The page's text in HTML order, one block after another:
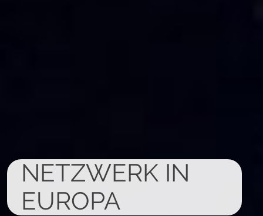
NETZWERK­ IN
EUROPA